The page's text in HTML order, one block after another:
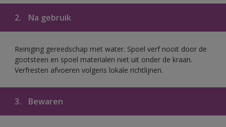
2. Na gebruik
Reiniging gereedschap met water. Spoel verf nooit door de
gootsteen en spoel materialen niet uit onder de kraan.
Verfresten afvoeren volgens lokale richtlijnen.
3. Bewaren